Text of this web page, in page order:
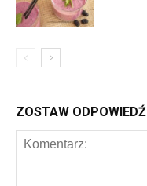
ZOSTAW ODPOWIEDŹ